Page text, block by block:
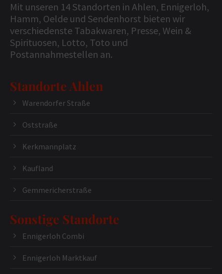
Mit unseren 14 Standorten in Ahlen, Ennigerloh,
Hamm, Oelde und Sendenhorst bieten wir
verschiedenste Tabakwaren, Presse, Wein &
Spirituosen, Lotto, Toto und
Postannahmestellen an.
Standorte Ahlen
Warendorfer Straße
Oststraße
Kerkmannplatz
Kaufland
Gemmericherstraße
Sonstige Standorte
Ennigerloh Combi
Ennigerloh Marktkauf